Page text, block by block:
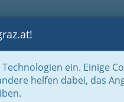
BRANCHEN
ein. Einige
helfen dabei, das
Dekorateure & Sattler